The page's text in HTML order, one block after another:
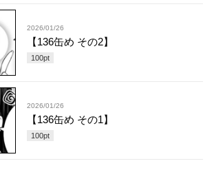
2026/01/26
【136缶め その2】
100pt
2026/01/26
【136缶め その1】
100pt